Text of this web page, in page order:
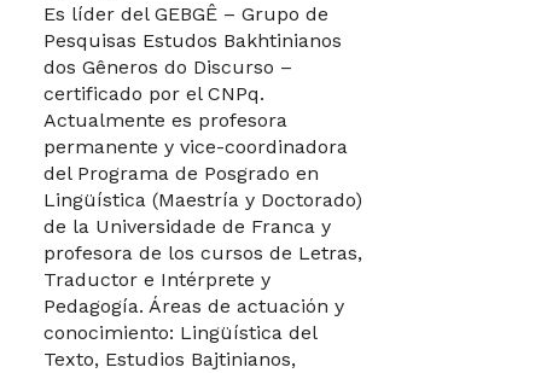
Es líder del GEBGÊ – Grupo de
Pesquisas Estudos Bakhtinianos
dos Gêneros do Discurso –
certificado por el CNPq.
Actualmente es profesora
permanente y vice-coordinadora
del Programa de Posgrado en
Lingüística (Maestría y Doctorado)
de la Universidade de Franca y
profesora de los cursos de Letras,
Traductor e Intérprete y
Pedagogía. Áreas de actuación y
conocimiento: Lingüística del
Texto, Estudios Bajtinianos,